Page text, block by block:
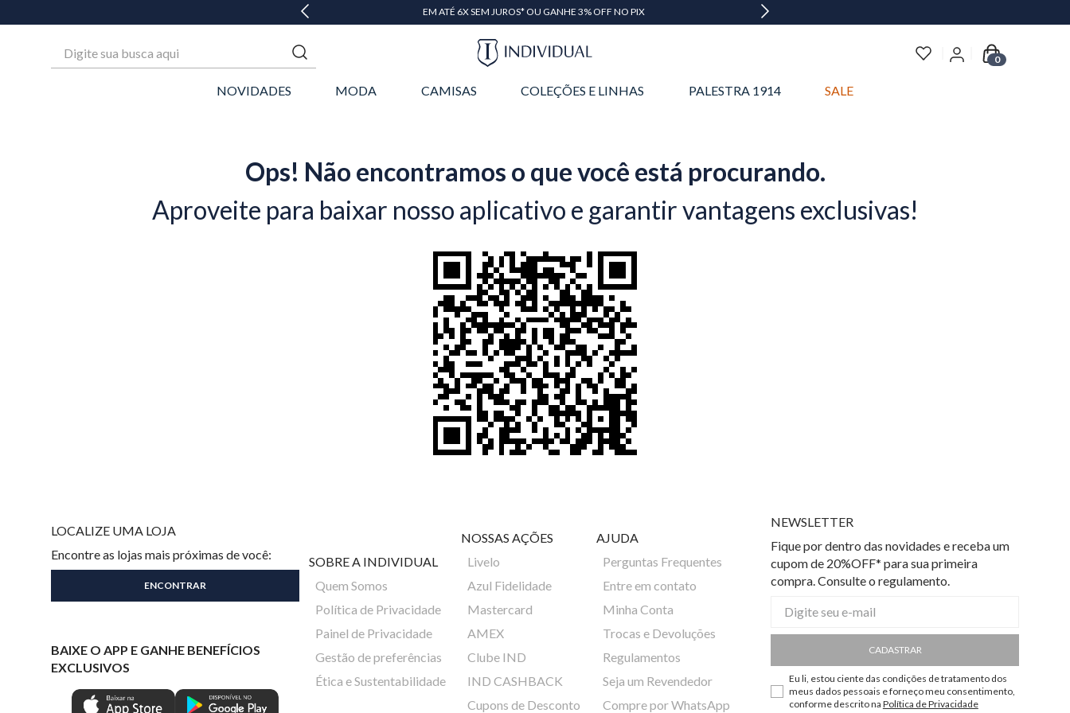
EM ATÉ 6X SEM JUROS* OU GANHE 3% OFF NO PIX
0
NOVIDADES MODA CAMISAS COLEÇÕES E LINHAS PALESTRA 1914 SALE
Ops! Não encontramos o que você está procurando.
Aproveite para baixar nosso aplicativo e garantir vantagens exclusivas!
LOCALIZE UMA LOJA
Encontre as lojas mais próximas de você:
BAIXE O APP E GANHE BENEFÍCIOS
EXCLUSIVOS
SOBRE A INDIVIDUAL
Quem Somos
Política de Privacidade
Painel de Privacidade
Gestão de preferências
Ética e Sustentabilidade
NOSSAS AÇÕES
Livelo
Azul Fidelidade
Mastercard
AMEX
Clube IND
IND CASHBACK
Cupons de Desconto
AJUDA
Perguntas Frequentes
Entre em contato
Minha Conta
Trocas e Devoluções
Regulamentos
Seja um Revendedor
Compre por WhatsApp
NEWSLETTER
Fique por dentro das novidades e receba um
cupom de 20%OFF* para sua primeira
compra. Consulte o regulamento.
CADASTRAR
Eu li, estou ciente das condições de tratamento dos
meus dados pessoais e forneço meu consentimento,
conforme descrito na Política de Privacidade